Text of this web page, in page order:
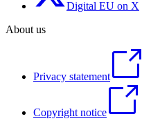
Digital EU on X
About us
Privacy statement
Copyright notice